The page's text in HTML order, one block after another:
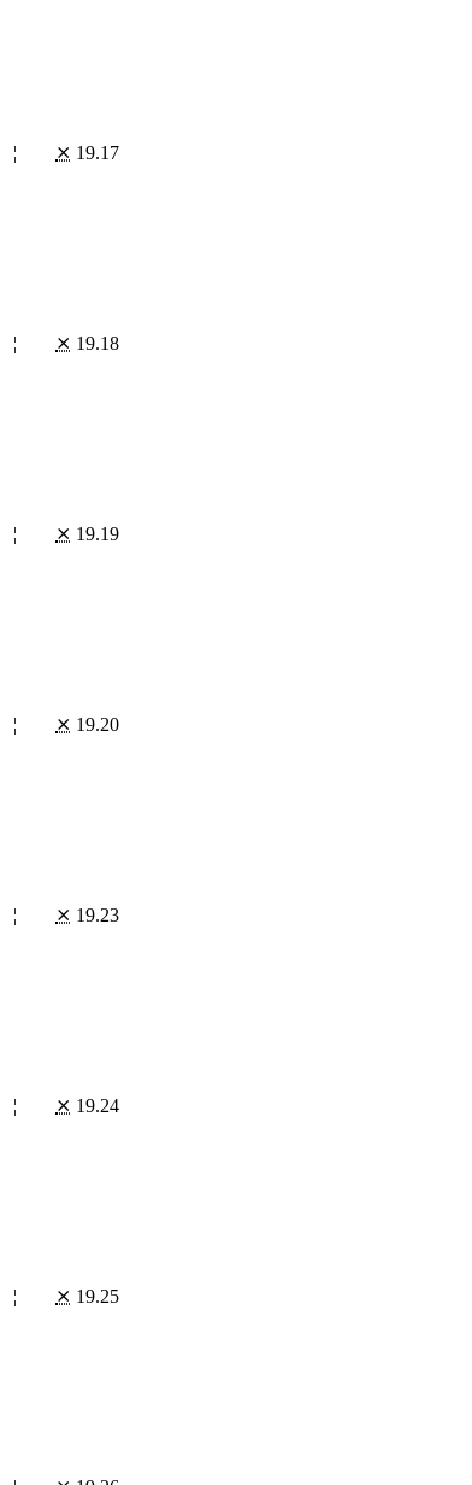
¦ ⨯ 19.17
¦ ⨯ 19.18
¦ ⨯ 19.19
¦ ⨯ 19.20
¦ ⨯ 19.23
¦ ⨯ 19.24
¦ ⨯ 19.25